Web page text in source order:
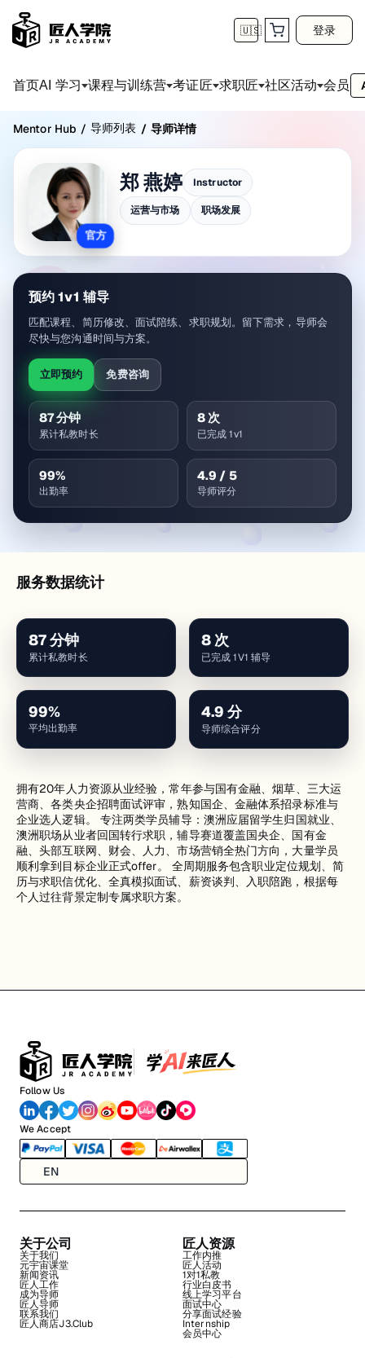
🇺🇸 登录
首页AI 学习 课程与训练营 考证匠 求职匠 社区活动 会员
Mentor Hub / 导师列表 / 导师详情
官方
郑 燕婷 Instructor
运营与市场 职场发展
预约 1v1 辅导
匹配课程、简历修改、面试陪练、求职规划。留下需求，导师会
尽快与您沟通时间与方案。
立即预约 免费咨询
87分钟
累计私教时长
8次
已完成 1v1
99%
出勤率
4.9 / 5
导师评分
拥有20年人力资源从业经验，常年参与国有金融、烟草、三大运
营商、各类央企招聘面试评审，熟知国企、金融体系招录标准与
企业选人逻辑。 专注两类学员辅导：澳洲应届留学生归国就业、
澳洲职场从业者回国转行求职，辅导赛道覆盖国央企、国有金
融、头部互联网、财会、人力、市场营销全热门方向，大量学员
顺利拿到目标企业正式offer。 全周期服务包含职业定位规划、简
历与求职信优化、全真模拟面试、薪资谈判、入职陪跑，根据每
个人过往背景定制专属求职方案。
服务数据统计
87分钟
累计私教时长
8 次
已完成 1V1 辅导
99%
平均出勤率
4.9 分
导师综合评分
Follow Us
We Accept
EN
关于公司
关于我们
元宇宙课堂
新闻资讯
匠人工作
成为导师
匠人导师
联系我们
匠人商店J3.Club
匠人资源
工作内推
匠人活动
1对1私教
行业白皮书
线上学习平台
面试中心
分享面试经验
Internship
会员中心